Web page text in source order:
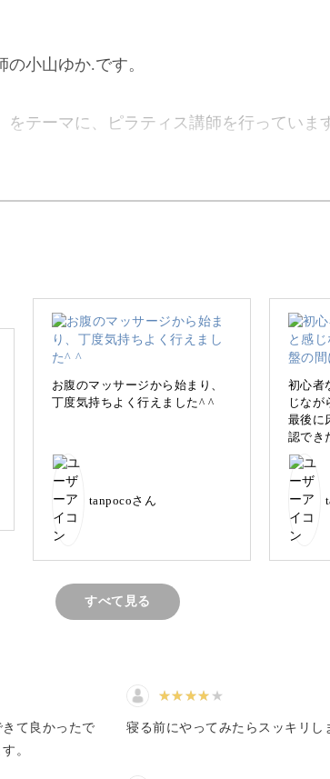
小山ゆか.です。
をテーマに、ピラティス講師を行っていま
忙しさに追われ、なかなかご自身のケアが
自身のカラダと心に向き合う時間にしてみ
動きで、カラダを日々のストレスから解放
いきましょう。
お腹のマッサージから始まり、
丁度気持ちよく行えました^ ^
tanpocoさん
初心者
じなが
最後に
認でき
、身体
した^ ^
すべて見る
て良かったで
。
寝る前にやってみたらスッキリし